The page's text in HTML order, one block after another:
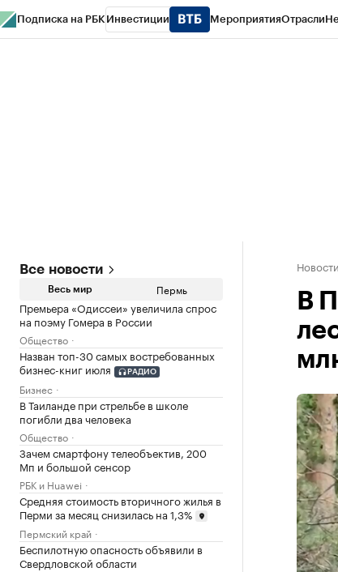
Подписка на РБК Инвестиции МероприятияОтрасли
Все новости
Весь мир Пермь
Премьера «Одиссеи» увеличила спрос
на поэму Гомера в России
Общество
Назван топ-30 самых востребованных
бизнес-книг июля
РАДИО
Бизнес
В Таиланде при стрельбе в школе
погибли два человека
Общество
Зачем смартфону телеобъектив, 200
Мп и большой сенсор
РБК и Huawei
Средняя стоимость вторичного жилья в
Перми за месяц снизилась на 1,3%
Пермский край
Беспилотную опасность объявили в
Свердловской области
В